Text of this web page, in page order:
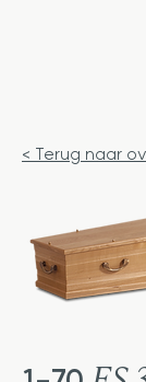
< Terug naar